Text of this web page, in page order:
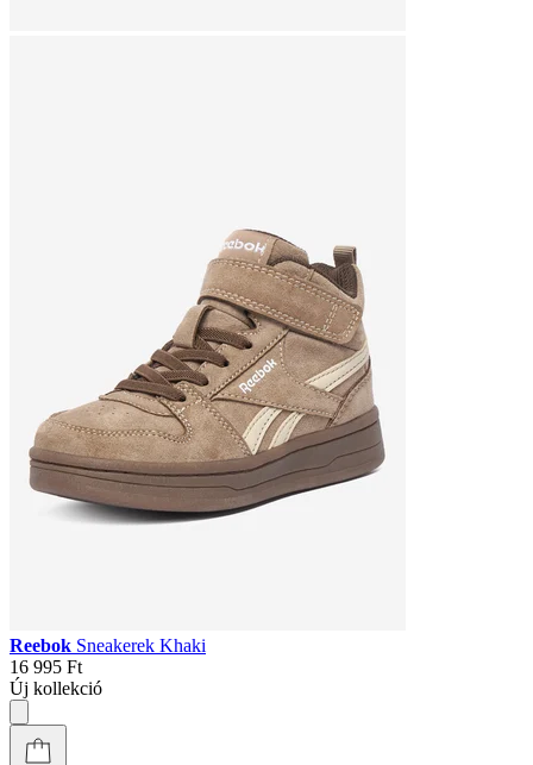
Reebok Sneakerek Khaki
16 995 Ft
Új kollekció